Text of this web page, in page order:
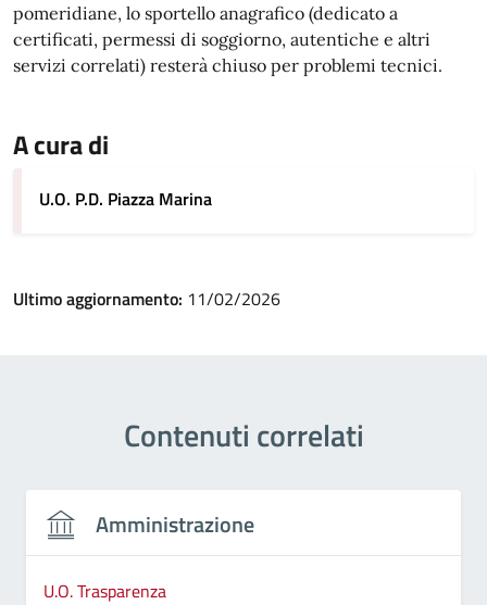
pomeridiane, lo sportello anagrafico (dedicato a
certificati, permessi di soggiorno, autentiche e altri
servizi correlati) resterà chiuso per problemi tecnici.
A cura di
U.O. P.D. Piazza Marina
Ultimo aggiornamento: 11/02/2026
Contenuti correlati
Amministrazione
U.O. Trasparenza